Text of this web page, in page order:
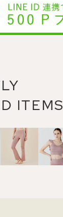
ITEMS